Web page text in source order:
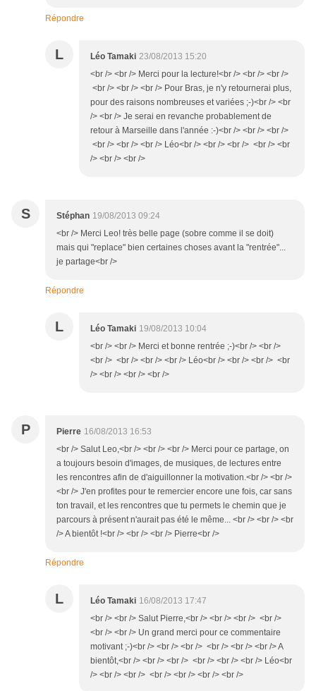
Répondre
L Léo Tamaki 23/08/2013 15:20
<br /> <br /> Merci pour la lecture!<br /> <br /> <br />
<br /> <br /> <br /> Pour Bras, je n'y retournerai plus,
pour des raisons nombreuses et variées ;-)<br /> <br
/> <br /> Je serai en revanche probablement de
retour à Marseille dans l'année :-)<br /> <br /> <br />
<br /> <br /> <br /> Léo<br /> <br /> <br /> <br /> <br
/> <br /> <br />
S Stéphan 19/08/2013 09:24
<br /> Merci Leo! très belle page (sobre comme il se doit)
mais qui "replace" bien certaines choses avant la "rentrée"...
je partage<br />
Répondre
L Léo Tamaki 19/08/2013 10:04
<br /> <br /> Merci et bonne rentrée ;-)<br /> <br />
<br /> <br /> <br /> <br /> Léo<br /> <br /> <br /> <br
/> <br /> <br /> <br />
P Pierre 16/08/2013 16:53
<br /> Salut Leo,<br /> <br /> <br /> Merci pour ce partage, on
a toujours besoin d'images, de musiques, de lectures entre
les rencontres afin de d'aiguillonner la motivation.<br /> <br />
<br /> J'en profites pour te remercier encore une fois, car sans
ton travail, et les rencontres que tu permets le chemin que je
parcours à présent n'aurait pas été le même... <br /> <br /> <br
/> A bientôt !<br /> <br /> <br /> Pierre<br />
Répondre
L Léo Tamaki 16/08/2013 17:47
<br /> <br /> Salut Pierre,<br /> <br /> <br /> <br />
<br /> <br /> Un grand merci pour ce commentaire
motivant ;-)<br /> <br /> <br /> <br /> <br /> <br /> A
bientôt,<br /> <br /> <br /> <br /> <br /> <br /> Léo<br
/> <br /> <br /> <br /> <br /> <br /> <br />